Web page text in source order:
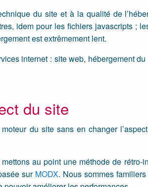
du site et à la qualité de
idem pour les fichiers javascripts ;
est extrêmement lent.
internet : site web, hébergement
du site
du site sans en changer
au point une méthode de rétro-
sur MODX. Nous sommes familiers